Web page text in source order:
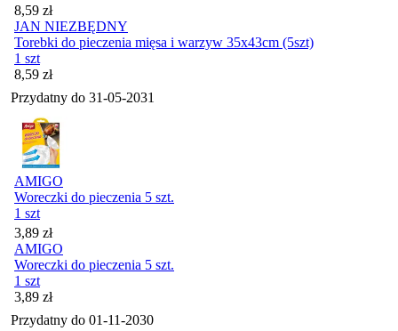
Cena
8,59 zł
JAN NIEZBĘDNY
Torebki do pieczenia mięsa i warzyw 35x43cm (5szt)
1 szt
Cena
8,59 zł
Przydatny do 31-05-2031
AMIGO
Woreczki do pieczenia 5 szt.
1 szt
Cena
3,89 zł
AMIGO
Woreczki do pieczenia 5 szt.
1 szt
Cena
3,89 zł
Przydatny do 01-11-2030